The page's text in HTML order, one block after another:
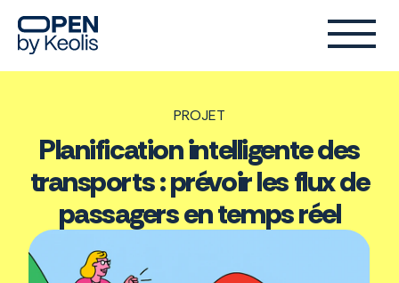
PROJET
Planification intelligente des
transports : prévoir les flux de
passagers en temps réel